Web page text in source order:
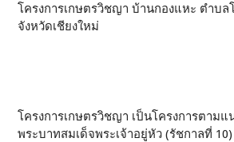
โครงการเกษตรวิชญา บ้านกองแหะ ตำบล
จังหวัดเชียงใหม่
โครงการเกษตรวิชญา เป็นโครงการตามแ
พระบาทสมเด็จพระเจ้าอยู่หัว (รัชกาลที่